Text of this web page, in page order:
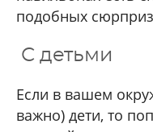
подобных
С детьми
Если в вашем
важно) дети, то